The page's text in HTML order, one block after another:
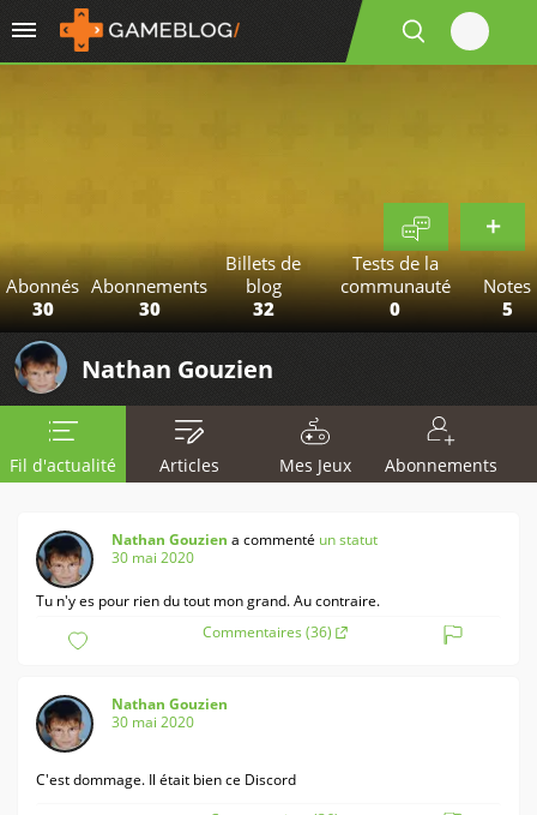
Abonnés
30
Abonnements
30
Billets de
blog
32
Tests de la
communauté
0
Notes
5
Nathan Gouzien
Fil d'actualité Articles Mes Jeux Abonnements
Nathan Gouzien a commenté un statut
30 mai 2020
Tu n'y es pour rien du tout mon grand. Au contraire.
Commentaires (36)
Nathan Gouzien
30 mai 2020
C'est dommage. Il était bien ce Discord